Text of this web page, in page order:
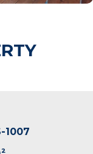
1007